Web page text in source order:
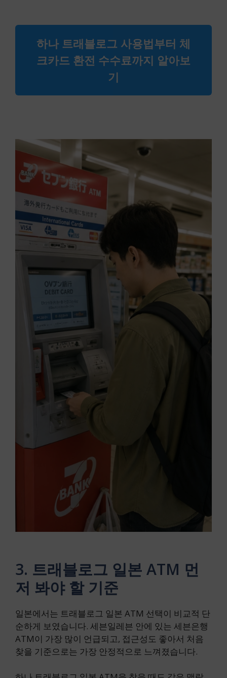
하나 트래블로그 사용법부터 체
크카드 환전 수수료까지 알아보
기
3. 트래블로그 일본 ATM 먼
저 봐야 할 기준
일본에서는 트래블로그 일본 ATM 선택이 비교적 단
순하게 보였습니다. 세븐일레븐 안에 있는 세븐은행
ATM이 가장 많이 언급되고, 접근성도 좋아서 처음
찾을 기준으로는 가장 안정적으로 느껴졌습니다.